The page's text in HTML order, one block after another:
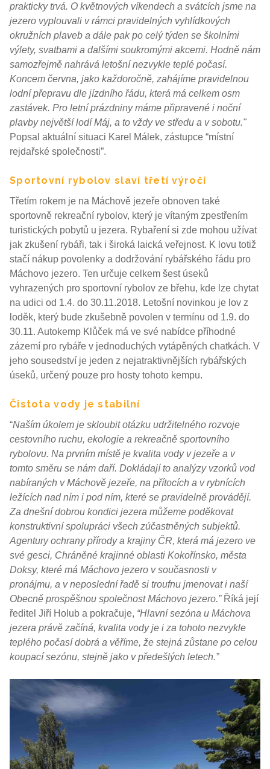
prakticky trvá. O květnových víkendech a svátcích jsme na
jezero vyplouvali v rámci pravidelných vyhlídkových
okružních plaveb a dále pak po celý týden se školními
výlety, svatbami a dalšími soukromými akcemi. Hodně nám
samozřejmě nahrává letošní nezvykle teplé počasí.
Koncem června, jako každoročně, zahájíme pravidelnou
lodní přepravu dle jízdního řádu, která má celkem osm
zastávek. Pro letní prázdniny máme připravené i noční
plavby největší lodí Máj, a to vždy ve středu a v sobotu."
Popsal aktuální situaci Karel Málek, zástupce “místní
rejdařské společnosti”.
Sportovní rybolov slaví třetí výročí
Třetím rokem je na Máchově jezeře obnoven také
sportovně rekreační rybolov, který je vítaným zpestřením
turistických pobytů u jezera. Rybaření si zde mohou užívat
jak zkušení rybáři, tak i široká laická veřejnost. K lovu totiž
stačí nákup povolenky a dodržování rybářského řádu pro
Máchovo jezero. Ten určuje celkem šest úseků
vyhrazených pro sportovní rybolov ze břehu, kde lze chytat
na udici od 1.4. do 30.11.2018. Letošní novinkou je lov z
loděk, který bude zkušebně povolen v termínu od 1.9. do
30.11. Autokemp Klůček má ve své nabídce příhodné
zázemí pro rybáře v jednoduchých vytápěných chatkách. V
jeho sousedství je jeden z nejatraktivnějších rybářských
úseků, určený pouze pro hosty tohoto kempu.
Čistota vody je stabilní
“Naším úkolem je skloubit otázku udržitelného rozvoje
cestovního ruchu, ekologie a rekreačně sportovního
rybolovu. Na prvním místě je kvalita vody v jezeře a v
tomto směru se nám daří. Dokládají to analýzy vzorků vod
nabíraných v Máchově jezeře, na přítocích a v rybnících
ležících nad ním i pod ním, které se pravidelně provádějí.
Za dnešní dobrou kondici jezera můžeme poděkovat
konstruktivní spolupráci všech zúčastněných subjektů.
Agentury ochrany přírody a krajiny ČR, která má jezero ve
své gesci, Chráněné krajinné oblasti Kokořínsko, města
Doksy, které má Máchovo jezero v současnosti v
pronájmu, a v neposlední řadě si troufnu jmenovat i naší
Obecně prospěšnou společnost Máchovo jezero.”Říká její
ředitel Jiří Holub a pokračuje, “Hlavní sezóna u Máchova
jezera právě začíná, kvalita vody je i za tohoto nezvykle
teplého počasí dobrá a věříme, že stejná zůstane po celou
koupací sezónu, stejně jako v předešlých letech.”